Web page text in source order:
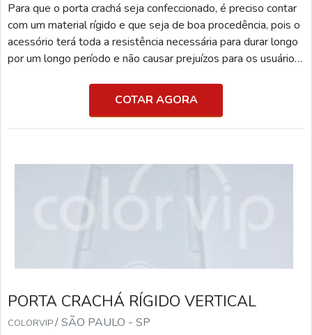
Para que o porta crachá seja confeccionado, é preciso contar
com um material rígido e que seja de boa procedência, pois o
acessório terá toda a resistência necessária para durar longo
por um longo período e não causar prejuízos para os usuários.
fundamental que o processo de produção seja feito de forma
correta, até mesmo para que não quebrem, principalmente
COTAR AGORA
PORTA CRACHÁ RÍGIDO VERTICAL
COLORVIP/ SÃO PAULO - SP